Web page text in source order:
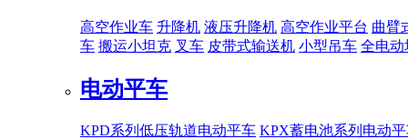
高空作业车 升降机 液压升降机 高空作业平台 曲臂
车 搬运小坦克 叉车 皮带式输送机 小型吊车 全电动
电动平车
KPD系列低压轨道电动平车 KPX蓄电池系列电动